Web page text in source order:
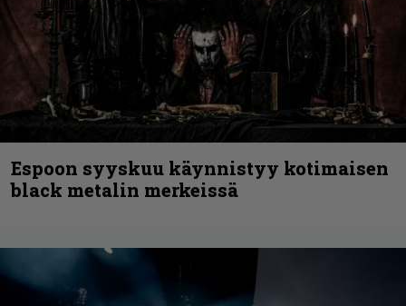
Espoon syyskuu käynnistyy kotimaisen
black metalin merkeissä